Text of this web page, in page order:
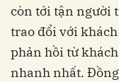
còn tới tận người
trao đổi với
phản hồi từ
nhanh nhất.